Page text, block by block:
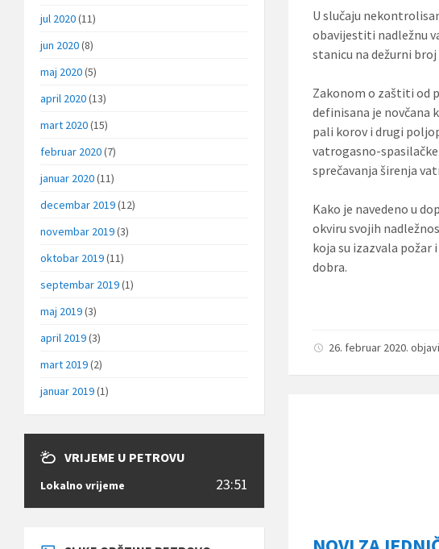
U slučaju
obavijestiti nadležnu
stanicu na dežurni
Zakonom o zaštiti od
definisana je novčana
pali korov i drugi
vatrogasno-
sprečavanja širenja
Kako je navedeno u
okviru svojih
koja su izazvala
dobra.
26. februar 2020.
jul 2020(11)
jun 2020(8)
maj 2020(5)
april 2020(13)
mart 2020(15)
februar 2020(7)
januar 2020(11)
decembar 2019(12)
novembar 2019(3)
oktobar 2019(11)
septembar 2019(1)
maj 2019(3)
april 2019(3)
mart 2019(2)
januar 2019(1)
VRIJEME U PETROVU
Lokalno vrijeme 23:51